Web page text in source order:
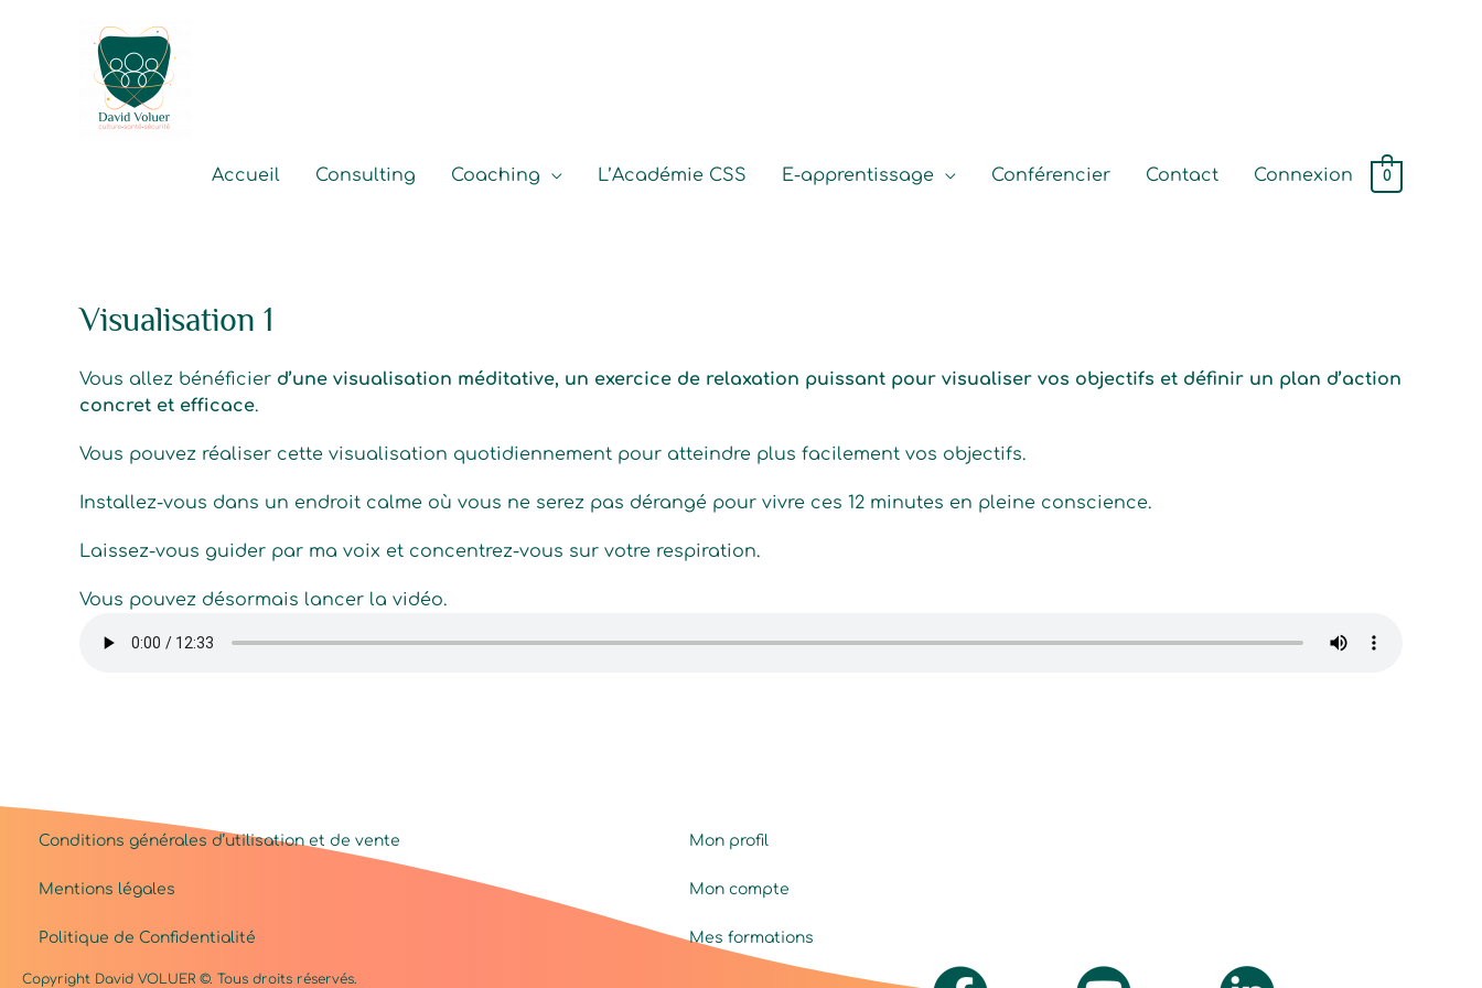
Accueil Consulting Coaching L’Académie CSS E-apprentissage Conférencier Contact Connexion 0
Visualisation 1
Vous allez bénéficier d’une visualisation méditative, un exercice de relaxation puissant pour visualiser vos objectifs et définir un plan d’action
concret et efficace.
Vous pouvez réaliser cette visualisation quotidiennement pour atteindre plus facilement vos objectifs.
Installez-vous dans un endroit calme où vous ne serez pas dérangé pour vivre ces 12 minutes en pleine conscience.
Laissez-vous guider par ma voix et concentrez-vous sur votre respiration.
Vous pouvez désormais lancer la vidéo.
Conditions générales d’utilisation et de vente
Mentions légales
Politique de Confidentialité
Mon profil
Mon compte
Mes formations
Copyright David VOLUER ©. Tous droits réservés.